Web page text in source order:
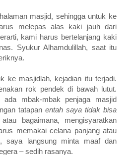
masjid, sehingga untuk ke
melepas alas kaki jauh dari
kami harus bertelanjang kaki
Syukur Alhamdulillah, saat itu
ke masjidlah, kejadian itu terjadi.
rok pendek di bawah lutut.
mbak-mbak penjaga masjid
tatapan entah saya tidak bisa
bagaimana, mengisyaratkan
memakai celana panjang atau
saya langsung minta maaf dan
– sedih rasanya.